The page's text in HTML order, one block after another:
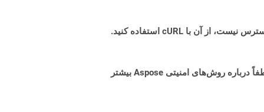
البته! Aspose Cloud از سرورهای ابری آمازون EC2 استفاده می کند که امنیت و انعطاف پذیری سرویس را تضمین می کند. لطفاً درباره روش‌های امنیتی Aspose بیشتر